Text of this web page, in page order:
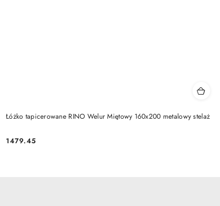
Łóżko tapicerowane RINO Welur Miętowy 160x200 metalowy stelaż
Cena:
1479.45